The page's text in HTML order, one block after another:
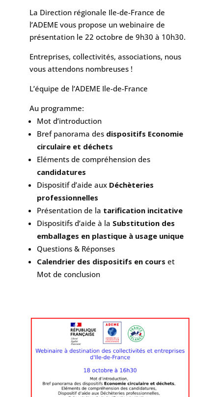
La Direction régionale Ile-de-France de
l’ADEME vous propose un webinaire de
présentation le 22 octobre de 9h30 à 10h30.
Entreprises, collectivités, associations, nous
vous attendons nombreuses !
L’équipe de l’ADEME Ile-de-France
Au programme:
Mot d’introduction
Bref panorama desdispositifs Economie
circulaire et déchets
Eléments de compréhension des
candidatures
Dispositif d’aide aux Déchèteries
professionnelles
Présentation de la tarification incitative
Dispositifs d’aide à la Substitution des
emballages en plastique à usage unique
Questions & Réponses
Calendrier des dispositifs en cours et
Mot de conclusion